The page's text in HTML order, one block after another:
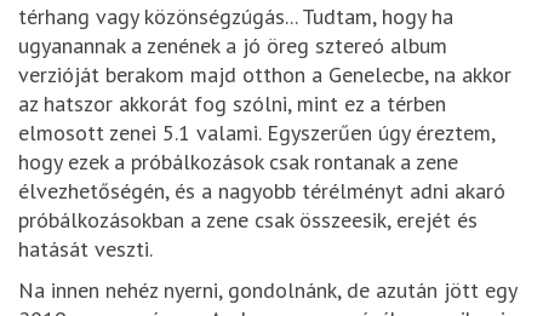
térhang vagy közönségzúgás... Tudtam, hogy ha
ugyanannak a zenének a jó öreg sztereó album
verzióját berakom majd otthon a Genelecbe, na akkor
az hatszor akkorát fog szólni, mint ez a térben
elmosott zenei 5.1 valami. Egyszerűen úgy éreztem,
hogy ezek a próbálkozások csak rontanak a zene
élvezhetőségén, és a nagyobb térélményt adni akaró
próbálkozásokban a zene csak összeesik, erejét és
hatását veszti.
Na innen nehéz nyerni, gondolnánk, de azután jött egy